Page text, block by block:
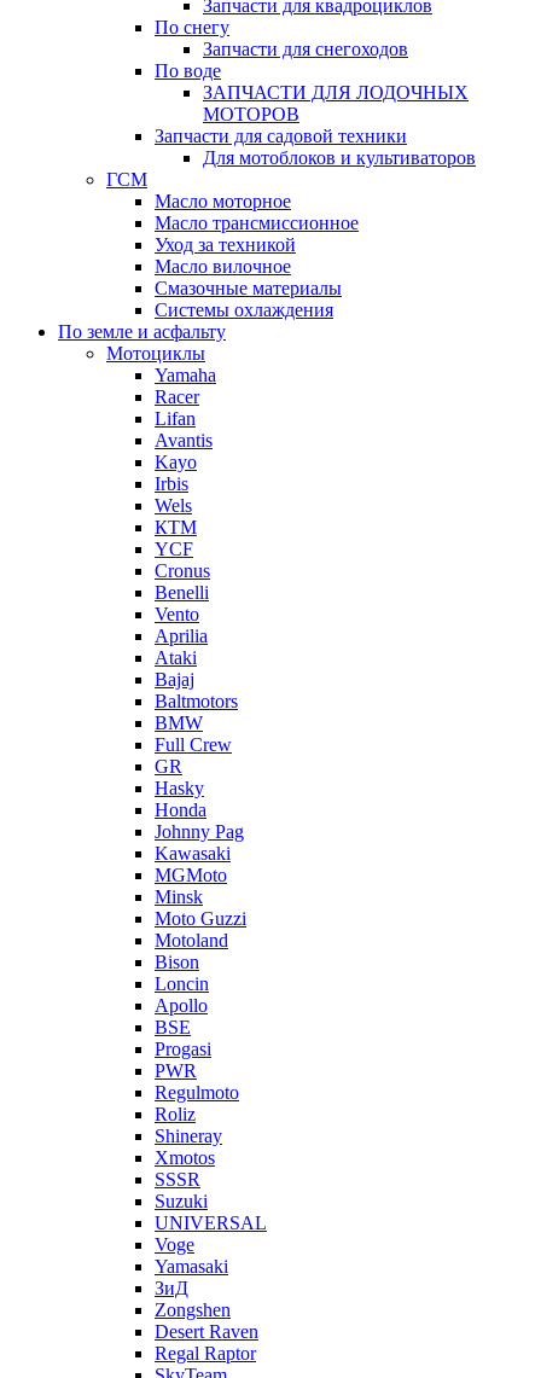
Запчасти для квадроциклов
По снегу
Запчасти для снегоходов
По воде
ЗАПЧАСТИ ДЛЯ ЛОДОЧНЫХ
МОТОРОВ
Запчасти для садовой техники
Для мотоблоков и культиваторов
ГСМ
Масло моторное
Масло трансмиссионное
Уход за техникой
Масло вилочное
Смазочные материалы
Системы охлаждения
По земле и асфальту
Мотоциклы
Yamaha
Racer
Lifan
Avantis
Kayo
Irbis
Wels
КТМ
YCF
Cronus
Benelli
Vento
Aprilia
Ataki
Bajaj
Baltmotors
BMW
Full Crew
GR
Hasky
Honda
Johnny Pag
Kawasaki
MGMoto
Minsk
Moto Guzzi
Motoland
Bison
Loncin
Apollo
BSE
Progasi
PWR
Regulmoto
Roliz
Shineray
Xmotos
SSSR
Suzuki
UNIVERSAL
Voge
Yamasaki
ЗиД
Zongshen
Desert Raven
Regal Raptor